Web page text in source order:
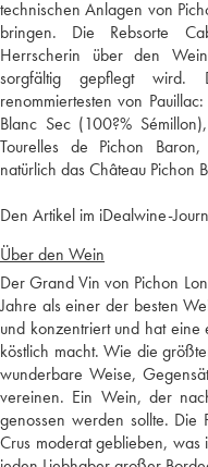
technischen Anlagen von
bringen. Die Rebsorte
Herrscherin über den
sorgfältig gepflegt
renommiertesten von
Blanc Sec (100?%
Tourelles de Pichon
natürlich das Château Pichon
Den Artikel im iDealwine-
Über den Wein
Der Grand Vin von Pichon
Jahre als einer der besten
und konzentriert und hat eine
köstlich macht. Wie die
wunderbare Weise,
vereinen. Ein Wein, der
genossen werden sollte. Die
Crus moderat geblieben,